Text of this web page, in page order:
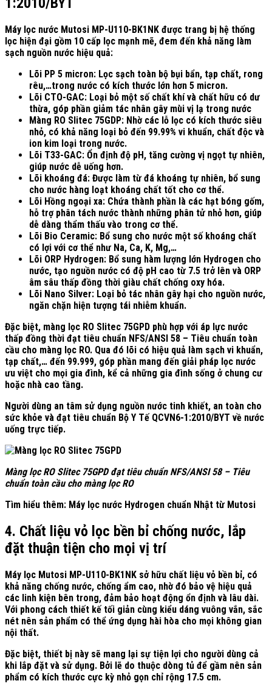
Máy lọc nước Mutosi MP-U110-BK1NK được trang bị hệ thống
lọc hiện đại gồm 10 cấp lọc mạnh mẽ, đem đến khả năng làm
sạch nguồn nước hiệu quả:
Lõi PP 5 micron: Lọc sạch toàn bộ bụi bẩn, tạp chất, rong
rêu,…trong nước có kích thước lớn hơn 5 micron.
Lõi CTO-GAC​​: Loại bỏ một số chất khí và chất hữu có dư
thừa, góp phần giảm tác nhân gây mùi vị lạ trong nước
Màng RO Slitec 75GDP: Nhờ các lỗ lọc có kích thước siêu
nhỏ, có khả năng loại bỏ đến 99.99% vi khuẩn, chất độc và
ion kim loại trong nước.
Lõi T33-GAC: Ổn định độ pH, tăng cường vị ngọt tự nhiên,
giúp nước dễ uống hơn.
Lõi khoáng đá: Được làm từ đá khoáng tự nhiên, bổ sung
cho nước hàng loạt khoáng chất tốt cho cơ thể.
Lõi Hồng ngoại xa: Chứa thành phần là các hạt bóng gốm,
hỗ trợ phân tách nước thành những phân tử nhỏ hơn, giúp
dễ dàng thẩm thấu vào trong cơ thể.
Lõi Bio Ceramic: Bổ sung cho nước một số khoáng chất
có lợi với cơ thể như Na, Ca, K, Mg,…
Lõi ORP Hydrogen: Bổ sung hàm lượng lớn Hydrogen cho
nước, tạo nguồn nước có độ pH cao từ 7.5 trở lên và ORP
âm sâu thấp đồng thời giàu chất chống oxy hóa.
Lõi Nano Silver: Loại bỏ tác nhân gây hại cho nguồn nước,
ngăn chặn hiện tượng tái nhiễm khuẩn.
Đặc biệt, màng lọc RO Slitec 75GPD phù hợp với áp lực nước
thấp đồng thời đạt tiêu chuẩn NFS/ANSI 58 – Tiêu chuẩn toàn
cầu cho màng lọc RO. Qua đó lõi có hiệu quả làm sạch vi khuẩn,
tạp chất,… đến 99.999, góp phần mang đến giải pháp lọc nước
ưu việt cho mọi gia đình, kể cả những gia đình sống ở chung cư
hoặc nhà cao tầng.
Người dùng an tâm sử dụng nguồn nước tinh khiết, an toàn cho
sức khỏe và đạt tiêu chuẩn Bộ Y Tế QCVN6-1:2010/BYT về nước
uống trực tiếp.
Màng lọc RO Slitec 75GPD đạt tiêu chuẩn NFS/ANSI 58 – Tiêu
chuẩn toàn cầu cho màng lọc RO
Tìm hiểu thêm: Máy lọc nước Hydrogen chuẩn Nhật từ Mutosi
4. Chất liệu vỏ lọc bền bỉ chống nước, lắp
đặt thuận tiện cho mọi vị trí
Máy lọc Mutosi MP-U110-BK1NK sở hữu chất liệu vỏ bền bỉ, có
khả năng chống nước, chống ẩm cao, nhờ đó bảo vệ hiệu quả
các linh kiện bên trong, đảm bảo hoạt động ổn định và lâu dài.
Với phong cách thiết kế tối giản cùng kiểu dáng vuông vắn, sắc
nét nên sản phẩm có thể ứng dụng hài hòa cho mọi không gian
nội thất.
Đặc biệt, thiết bị này sẽ mang lại sự tiện lợi cho người dùng cả
khi lắp đặt và sử dụng. Bởi lẽ do thuộc dòng tủ để gầm nên sản
phẩm có kích thước cực kỳ nhỏ gọn chỉ rộng 17.5 cm.